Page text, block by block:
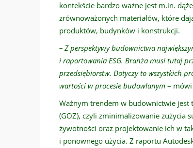
kontekście bardzo ważne jest m.in.
zrównoważonych materiałów, które
produktów, budynków i konstrukcji.
– Z perspektywy budownictwa
i raportowania ESG. Branża musi tutaj
przedsiębiorstw. Dotyczy to wszystkich
wartości w procesie budowlanym – mówi
Ważnym trendem w budownictwie jest
(GOZ), czyli zminimalizowanie zużycia
żywotności oraz projektowanie ich w
i ponownego użycia. Z raportu